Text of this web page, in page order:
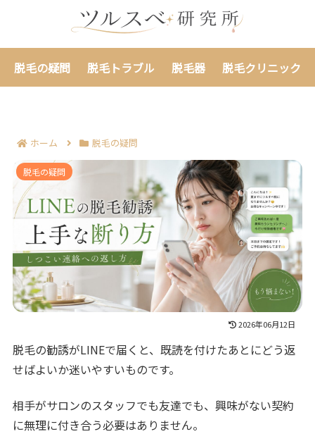
脱毛の疑問 脱毛トラブル 脱毛器 脱毛クリニック
ホーム 脱毛の疑問
LINEの脱毛勧誘を断る判断基準7つ｜しつこい連絡への
返し方まで整理！
脱毛の疑問
2026年06月12日
脱毛の勧誘がLINEで届くと、既読を付けたあとにどう返
せばよいか迷いやすいものです。
相手がサロンのスタッフでも友達でも、興味がない契約
に無理に付き合う必要はありません。